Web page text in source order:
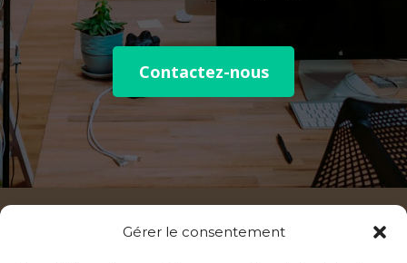
Gérer le consentement
Contactez-nous